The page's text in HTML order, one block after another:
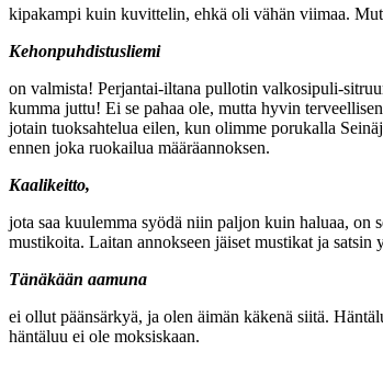
kipakampi kuin kuvittelin, ehkä oli vähän viimaa.
Kehonpuhdistusliemi
on valmista! Perjantai-iltana pullotin valkosipuli-
kumma juttu! Ei se pahaa ole, mutta hyvin
jotain tuoksahtelua eilen, kun olimme porukalla
ennen joka ruokailua määräannoksen.
Kaalikeitto,
jota saa kuulemma syödä niin paljon kuin haluaa, on
mustikoita. Laitan annokseen jäiset mustikat ja satsin
Tänäkään aamuna
ei ollut päänsärkyä, ja olen äimän käkenä siitä.
häntäluu ei ole moksiskaan.